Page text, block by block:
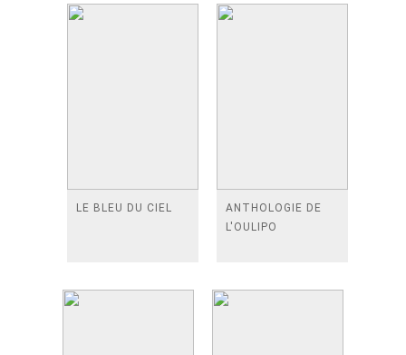
LE BLEU DU CIEL
ANTHOLOGIE DE
L'OULIPO